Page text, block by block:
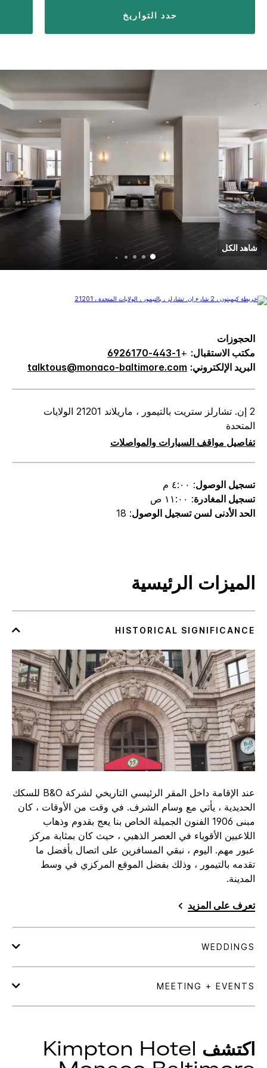
حدد التواريخ
شاهد الكل
الحجوزات
مكتب الاستقبال: +
1-443-6926170
البريد الإلكتروني: talktous@monaco-baltimore.com
2 إن. تشارلز ستريت بالتيمور ، ماريلاند 21201 الولايات
المتحدة
تفاصيل مواقف السيارات والمواصلات
تسجيل الوصول: ٤:٠٠ م
تسجيل المغادرة: ١١:٠٠ ص
الحد الأدنى لسن تسجيل الوصول: 18
الميزات الرئيسية
عند الإقامة داخل المقر الرئيسي التاريخي لشركة B&O للسكك
الحديدية ، يأتي مع وسام الشرف. في وقت من الأوقات ، كان
مبنى 1906 الفنون الجميلة الخاص بنا يعج بقدوم وذهاب
اللاعبين الأقوياء في العصر الذهبي ، حيث كان بمثابة مركز
عبور مهم. اليوم ، نبقي المسافرين على اتصال بأفضل ما
تقدمه بالتيمور ، وذلك بفضل الموقع المركزي في وسط
المدينة.
تعرف على المزيد
اكتشف Kimpton Hotel